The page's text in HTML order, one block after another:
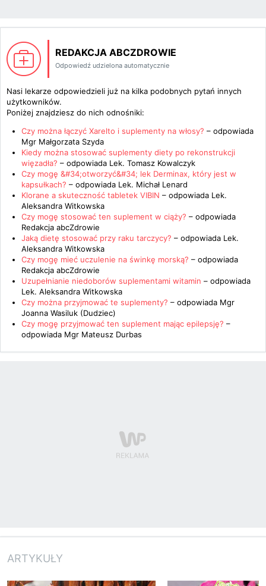
REDAKCJA ABCZDROWIE
Odpowiedź udzielona automatycznie
Nasi lekarze odpowiedzieli już na kilka podobnych pytań innych
użytkowników.
Poniżej znajdziesz do nich odnośniki:
Czy można łączyć Xarelto i suplementy na włosy? – odpowiada
Mgr Małgorzata Szyda
Kiedy można stosować suplementy diety po rekonstrukcji
więzadła? – odpowiada Lek. Tomasz Kowalczyk
Czy mogę &#34;otworzyć&#34; lek Derminax, który jest w
kapsułkach? – odpowiada Lek. Michał Lenard
Klorane a skuteczność tabletek VIBIN – odpowiada Lek.
Aleksandra Witkowska
Czy mogę stosować ten suplement w ciąży? – odpowiada
Redakcja abcZdrowie
Jaką dietę stosować przy raku tarczycy? – odpowiada Lek.
Aleksandra Witkowska
Czy mogę mieć uczulenie na świnkę morską? – odpowiada
Redakcja abcZdrowie
Uzupełnianie niedoborów suplementami witamin – odpowiada
Lek. Aleksandra Witkowska
Czy można przyjmować te suplementy? – odpowiada Mgr
Joanna Wasiluk (Dudziec)
Czy mogę przyjmować ten suplement mając epilepsję? –
odpowiada Mgr Mateusz Durbas
ARTYKUŁY